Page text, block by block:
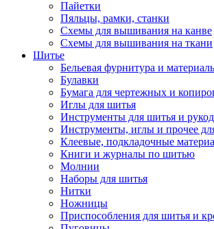
Пайетки
Пяльцы, рамки, станки
Схемы для вышивания на канве
Схемы для вышивания на ткани
Шитье
Бельевая фурнитура и
Булавки
Бумага для чертежных и
Иглы для шитья
Инструменты для шитья и
Инструменты, иглы и прочее
Клеевые, подкладочные
Книги и журналы по шитью
Молнии
Наборы для шитья
Нитки
Ножницы
Приспособления для шитья и